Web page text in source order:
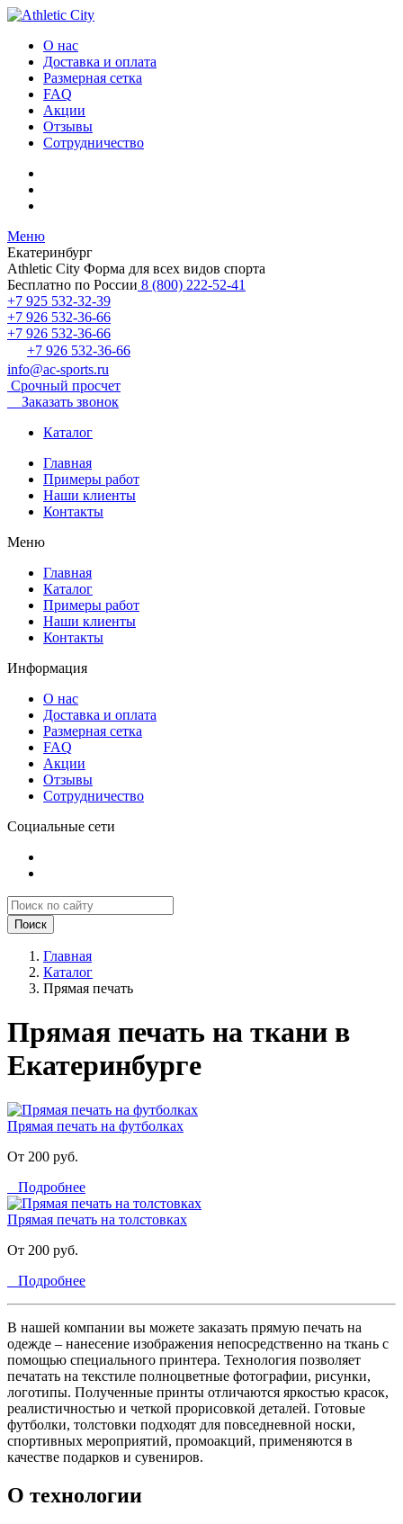
О нас
Доставка и оплата
Размерная сетка
FAQ
Акции
Отзывы
Сотрудничество
Меню
Екатеринбург
Athletic City Форма для всех видов спорта
Бесплатно по России 8 (800) 222-52-41
+7 925 532-32-39
+7 926 532-36-66
+7 926 532-36-66
+7 926 532-36-66
info@ac-sports.ru
Срочный просчет
Заказать звонок
Каталог
Главная
Примеры работ
Наши клиенты
Контакты
Меню
Главная
Каталог
Примеры работ
Наши клиенты
Контакты
Информация
О нас
Доставка и оплата
Размерная сетка
FAQ
Акции
Отзывы
Сотрудничество
Социальные сети
Поиск
Главная
Каталог
Прямая печать
Прямая печать на ткани в
Екатеринбурге
Прямая печать на футболках
От 200 руб.
Подробнее
Прямая печать на толстовках
От 200 руб.
Подробнее
В нашей компании вы можете заказать прямую печать на
одежде – нанесение изображения непосредственно на ткань с
помощью специального принтера. Технология позволяет
печатать на текстиле полноцветные фотографии, рисунки,
логотипы. Полученные принты отличаются яркостью красок,
реалистичностью и четкой прорисовкой деталей. Готовые
футболки, толстовки подходят для повседневной носки,
спортивных мероприятий, промоакций, применяются в
качестве подарков и сувениров.
О технологии